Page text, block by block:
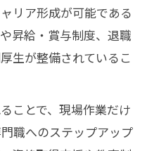
リア形成が可能である
昇給・賞与制度、退職
生が整備されているこ
ことで、現場作業だけ
職へのステップアップ